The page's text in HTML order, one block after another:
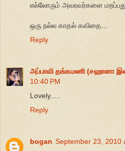
எல்லோரும் அவரவர்களை
ஒரு நல்ல காதல் கவிதை...
Reply
அப்பாவி தங்கமணி (சஹானா
10:40 PM
Lovely.....
Reply
bogan September 23, 2010